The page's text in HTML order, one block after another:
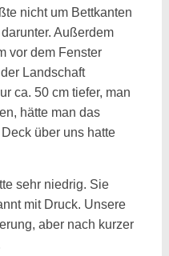
nicht um Bettkanten
Außerdem
vor dem Fenster
Landschaft
ca. 50 cm tiefer, man
hätte man das
über uns hatte
sehr niedrig. Sie
mit Druck. Unsere
aber nach kurzer